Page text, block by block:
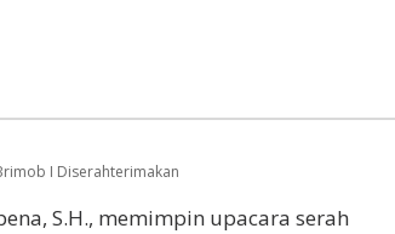
I Diserahterimakan
S.H., memimpin upacara serah